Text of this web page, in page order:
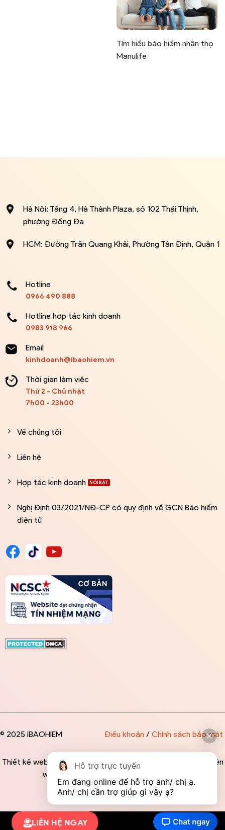
Tìm hiểu bảo hiểm nhân thọ
Manulife
Hà Nội: Tầng 4, Hà Thành Plaza, số 102 Thái Thịnh,
phường Đống Đa
HCM: Đường Trần Quang Khải, Phường Tân Định, Quận 1
Hotline
0966 490 888
Hotline hợp tác kinh doanh
0983 918 966
Email
kinhdoanh@ibaohiem.vn
Thời gian làm việc
Thứ 2 - Chủ nhật
7h00 - 23h00
Về chúng tôi
Liên hệ
Hợp tác kinh doanh
Nghị Định 03/2021/NĐ-CP có quy định về GCN Bảo hiểm
điện tử
© 2025 IBAOHIEM
Thiết kế website độc quyền bởi IBAOHIEM - Mọi thông tin trên
website đều mang tính chất tham khảo
Điều khoản/ Chính sách bảo mật
LIÊN HỆ NGAY
Hỗ trợ trực tuyến
Em đang online để hỗ trợ anh/ chị ạ.
Anh/ chị cần trợ giúp gì vậy ạ?